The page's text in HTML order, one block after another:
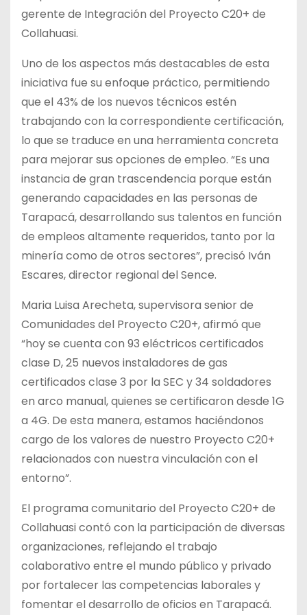
gerente de Integración del Proyecto C20+ de
Collahuasi.
Uno de los aspectos más destacables de esta
iniciativa fue su enfoque práctico, permitiendo
que el 43% de los nuevos técnicos estén
trabajando con la correspondiente certificación,
lo que se traduce en una herramienta concreta
para mejorar sus opciones de empleo. “Es una
instancia de gran trascendencia porque están
generando capacidades en las personas de
Tarapacá, desarrollando sus talentos en función
de empleos altamente requeridos, tanto por la
minería como de otros sectores”, precisó Iván
Escares, director regional del Sence.
Maria Luisa Arecheta, supervisora senior de
Comunidades del Proyecto C20+, afirmó que
“hoy se cuenta con 93 eléctricos certificados
clase D, 25 nuevos instaladores de gas
certificados clase 3 por la SEC y 34 soldadores
en arco manual, quienes se certificaron desde 1G
a 4G. De esta manera, estamos haciéndonos
cargo de los valores de nuestro Proyecto C20+
relacionados con nuestra vinculación con el
entorno”.
El programa comunitario del Proyecto C20+ de
Collahuasi contó con la participación de diversas
organizaciones, reflejando el trabajo
colaborativo entre el mundo público y privado
por fortalecer las competencias laborales y
fomentar el desarrollo de oficios en Tarapacá.